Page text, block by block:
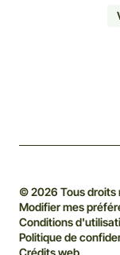
© 2026 Tous droits
Modifier mes
Conditions
Politique de
Crédits web